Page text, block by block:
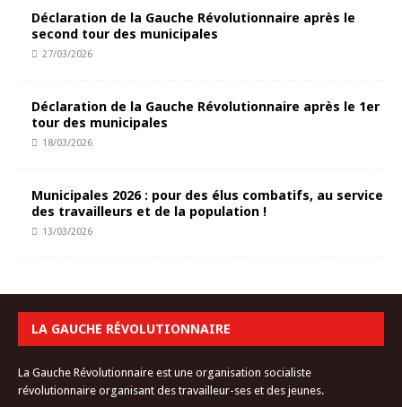
Déclaration de la Gauche Révolutionnaire après le
second tour des municipales
27/03/2026
Déclaration de la Gauche Révolutionnaire après le 1er
tour des municipales
18/03/2026
Municipales 2026 : pour des élus combatifs, au service
des travailleurs et de la population !
13/03/2026
LA GAUCHE RÉVOLUTIONNAIRE
La Gauche Révolutionnaire est une organisation socialiste
révolutionnaire organisant des travailleur-ses et des jeunes.